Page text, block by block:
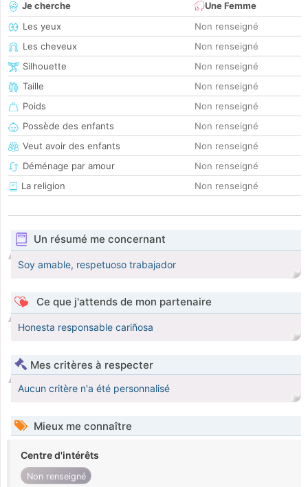
Je cherche
Une Femme
Les yeux
Non renseigné
Les cheveux
Non renseigné
Silhouette
Non renseigné
Taille
Non renseigné
Poids
Non renseigné
Possède des enfants
Non renseigné
Veut avoir des enfants
Non renseigné
Déménage par amour
Non renseigné
La religion
Non renseigné
Un résumé me concernant
Soy amable, respetuoso trabajador
Ce que j'attends de mon partenaire
Honesta responsable cariñosa
Mes critères à respecter
Aucun critère n'a été personnalisé
Mieux me connaître
Centre d'intérêts
Non renseigné